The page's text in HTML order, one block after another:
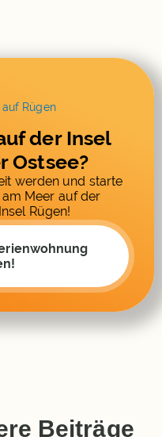
der Insel
Ostsee?
werden und starte
Meer auf der
Rügen!
Beiträge